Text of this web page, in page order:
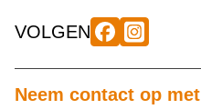
VOLGEN
Neem contact op met